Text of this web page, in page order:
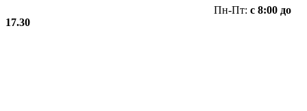
Пн-Пт: с 8:00 до
17.30